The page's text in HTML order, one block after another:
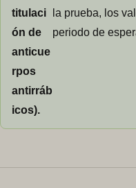
titulaci
ón de
anticue
rpos
antirráb
icos).
la prueba, los
periodo de